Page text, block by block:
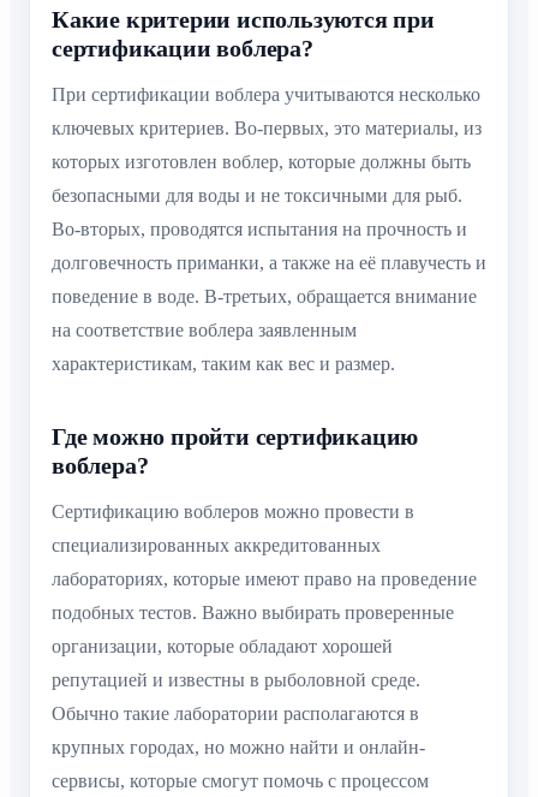
Какие критерии используются при
сертификации воблера?
При сертификации воблера учитываются несколько
ключевых критериев. Во-первых, это материалы, из
которых изготовлен воблер, которые должны быть
безопасными для воды и не токсичными для рыб.
Во-вторых, проводятся испытания на прочность и
долговечность приманки, а также на её плавучесть и
поведение в воде. В-третьих, обращается внимание
на соответствие воблера заявленным
характеристикам, таким как вес и размер.
Где можно пройти сертификацию
воблера?
Сертификацию воблеров можно провести в
специализированных аккредитованных
лабораториях, которые имеют право на проведение
подобных тестов. Важно выбирать проверенные
организации, которые обладают хорошей
репутацией и известны в рыболовной среде.
Обычно такие лаборатории располагаются в
крупных городах, но можно найти и онлайн-
сервисы, которые смогут помочь с процессом